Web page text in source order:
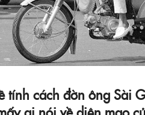
tính cách đờn ông Sài